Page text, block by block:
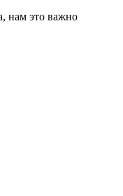
нам это важно